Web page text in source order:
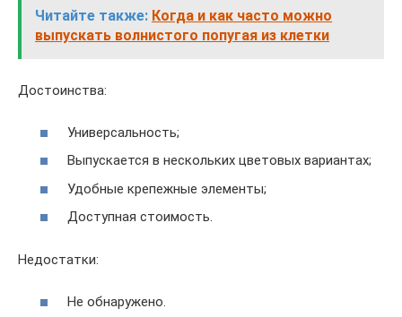
Читайте также: Когда и как часто можно
выпускать волнистого попугая из клетки
Достоинства:
Универсальность;
Выпускается в нескольких цветовых вариантах;
Удобные крепежные элементы;
Доступная стоимость.
Недостатки:
Не обнаружено.